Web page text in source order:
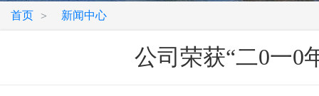
首页 > 新闻中心
公司荣获“二0一0